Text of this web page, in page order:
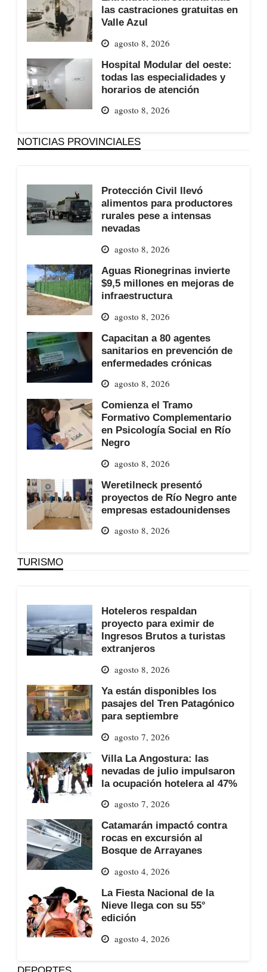
las castraciones gratuitas en
Valle Azul
agosto 8, 2026
Hospital Modular del oeste:
todas las especialidades y
horarios de atención
agosto 8, 2026
NOTICIAS PROVINCIALES
Protección Civil llevó
alimentos para productores
rurales pese a intensas
nevadas
agosto 8, 2026
Aguas Rionegrinas invierte
$9,5 millones en mejoras de
infraestructura
agosto 8, 2026
Capacitan a 80 agentes
sanitarios en prevención de
enfermedades crónicas
agosto 8, 2026
Comienza el Tramo
Formativo Complementario
en Psicología Social en Río
Negro
agosto 8, 2026
Weretilneck presentó
proyectos de Río Negro ante
empresas estadounidenses
agosto 8, 2026
TURISMO
Hoteleros respaldan
proyecto para eximir de
Ingresos Brutos a turistas
extranjeros
agosto 8, 2026
Ya están disponibles los
pasajes del Tren Patagónico
para septiembre
agosto 7, 2026
Villa La Angostura: las
nevadas de julio impulsaron
la ocupación hotelera al 47%
agosto 7, 2026
Catamarán impactó contra
rocas en excursión al
Bosque de Arrayanes
agosto 4, 2026
La Fiesta Nacional de la
Nieve llega con su 55°
edición
agosto 4, 2026